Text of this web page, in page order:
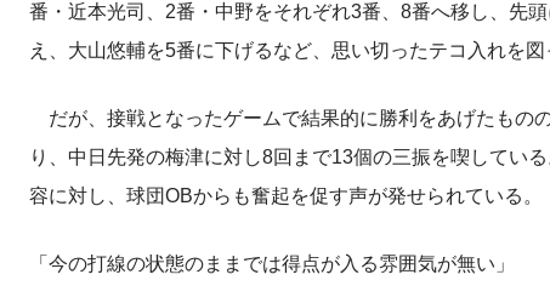
番・近本光司、2番・中野をそれぞれ3番、8番へ移し、先
え、大山悠輔を5番に下げるなど、思い切ったテコ入れを図
だが、接戦となったゲームで結果的に勝利をあげたもの
り、中日先発の梅津に対し8回まで13個の三振を喫してい
容に対し、球団OBからも奮起を促す声が発せられている。
「今の打線の状態のままでは得点が入る雰囲気が無い」